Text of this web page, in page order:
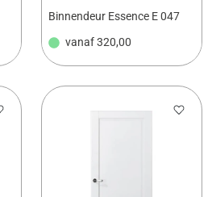
Binnendeur Essence E 047
vanaf320,00